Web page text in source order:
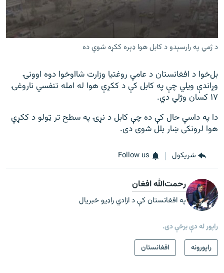
د ژمي په رارسېدو د کابل هوا ډېره ککړه شوې ده
بل‌خوا د افغانستان د عامې روغتیا وزارت شااوخوا دوه اوونۍ
وړاندې ویلي چې په کابل کې د ککړې هوا له امله تنفسي ناروغۍ
۱۷ کسان وژلي دي.
دا په داسې حال کې ده چې کابل د نړۍ په سطح تر ټولو د ککړې
هوا لرونکی ښار بلل شوی دی.
شريکول Follow us
رحمت‌الله افغان
په افغانستان کې د ازادي راډیو خبریال
راپور له دې برخې دی.
راپورونه
افغانستان